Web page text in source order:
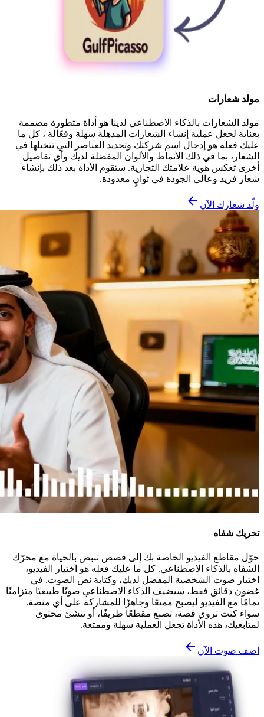
مولد شعارات
مولد الشعارات بالذكاء الاصطناعي لدينا هو أداة متطورة مصممة
بعناية لجعل عملية إنشاء الشعارات المذهلة سهلة وفعّالة ، كل ما
عليك فعله هو إدخال اسم شركتك وتحديد العناصر التي تتخيلها في
الشعار، بما في ذلك الأنماط والألوان المفضلة لديك وأي تفاصيل
أخرى تعكس هوية علامتك التجارية. ستقوم الأداة بعد ذلك بإنشاء
شعار فريد وعالي الجودة في ثوانٍ معدودة.
ولّد شعارك الآن
تحريك شفاه
حوّل مقاطع الفيديو الخاصة بك إلى قصص تنبض بالحياة مع محرّك
الشفاه بالذكاء الاصطناعي. كل ما عليك فعله هو اختيار الفيديو،
اختيار صوت الشخصية المفضل لديك، وكتابة نص الصوت. في
غضون دقائق فقط، سيضيف الذكاء الاصطناعي صوتًا طبيعيًا متزامنًا
تمامًا مع الفيديو ليصبح ممتعًا وجاهزًا للمشاركة على أي منصة.
سواء كنت تروي قصة، تصنع مقطعًا طريفًا، أو تنشئ محتوى
لمتابعيك، هذه الأداة تجعل العملية سهلة وممتعة.
اضف صوت الآن